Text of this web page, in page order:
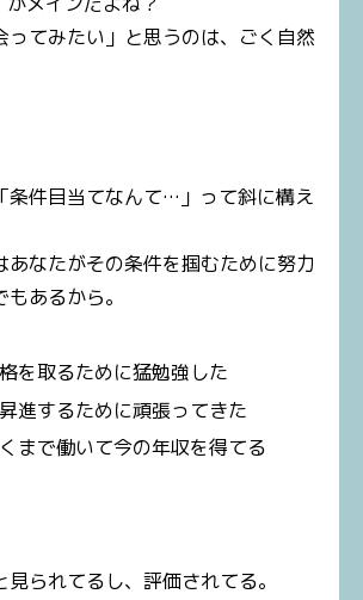
ってみたい」と思うのは、ごく自然
条件目当てなんて…」って斜に構え
あなたがその条件を掴むために努力
あるから。
を取るために猛勉強した
進するために頑張ってきた
まで働いて今の年収を得てる
られてるし、評価されてる。